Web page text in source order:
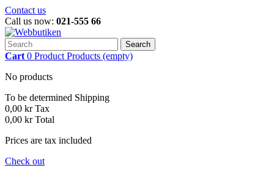
Contact us
Call us now: 021-555 66
Search
Cart 0 Product Products (empty)
No products
To be determined Shipping
0,00 kr Tax
0,00 kr Total
Prices are tax included
Check out